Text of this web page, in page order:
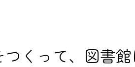
くって、図書館